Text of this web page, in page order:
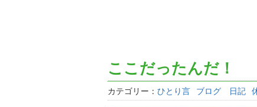
ここだったんだ！
カテゴリー： ひとり言 ブログ 日記